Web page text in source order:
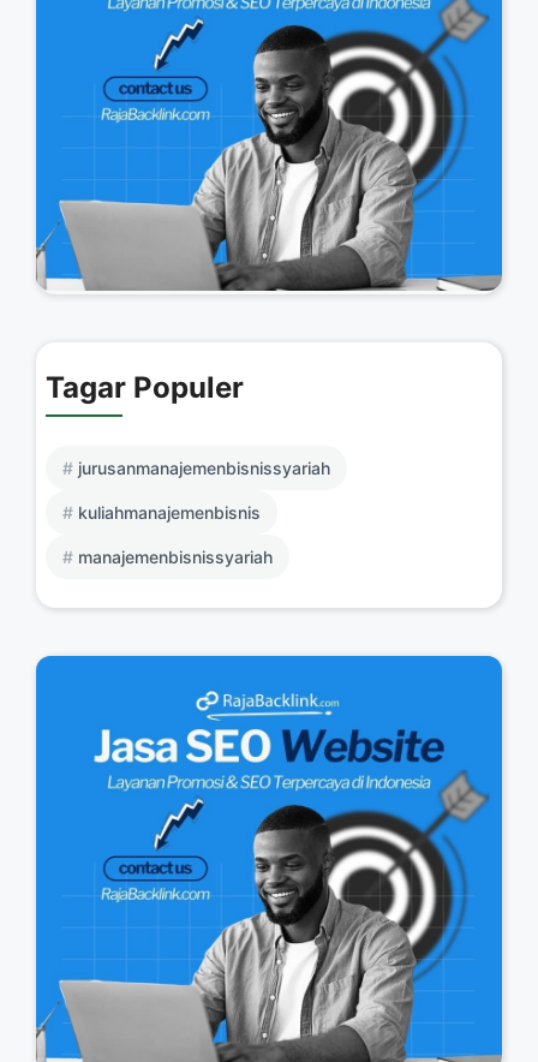
Tagar Populer
jurusanmanajemenbisnissyariah
kuliahmanajemenbisnis
manajemenbisnissyariah